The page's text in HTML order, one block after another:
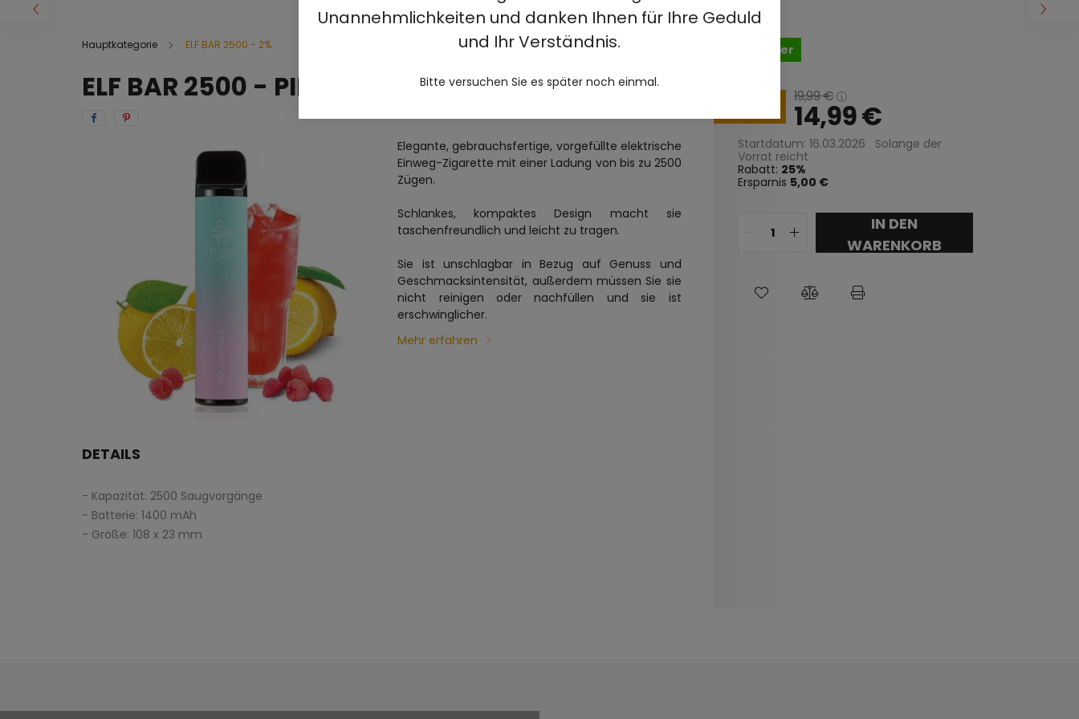
Unannehmlichkeiten und danken Ihnen für Ihre Geduld
und Ihr Verständnis.
Bitte versuchen Sie es später noch einmal.
Hauptkategorie ELF BAR 2500 - 2%
ELF BAR 2500 - PINK LEMONADE 2%
Elegante, gebrauchsfertige, vorgefüllte elektrische
Einweg-Zigarette mit einer Ladung von bis zu 2500
Zügen.
Schlankes, kompaktes Design macht sie
taschenfreundlich und leicht zu tragen.
Sie ist unschlagbar in Bezug auf Genuss und
Geschmacksintensität, außerdem müssen Sie sie
nicht reinigen oder nachfüllen und sie ist
erschwinglicher.
Mehr erfahren
Auf Lager
19,99€
14,99€
Startdatum: 16.03.2026
Solange der
Vorrat reicht
Rabatt: 25
Ersparnis 5,00 €
IN DEN
WARENKORB
DETAILS
- Kapazität: 2500 Saugvorgänge
- Batterie: 1400 mAh
- Größe: 108 x 23 mm